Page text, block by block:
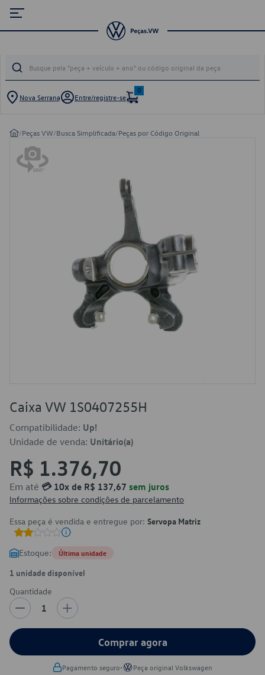
Nova Serrana Entre/registre-se
0
/Peças VW/Busca Simplificada/Peças por Código Original
Caixa VW 1S0407255H
Compatibilidade: Up!
Unidade de venda: Unitário(a)
R$ 1.376,70
Em até 💳 10x de R$ 137,67 sem juros
Informações sobre condições de parcelamento
Essa peça é vendida e entregue por: Servopa Matriz
Estoque: Última unidade
1 unidade disponível
Quantidade
1
Comprar agora
Pagamento seguro• Peça original Volkswagen